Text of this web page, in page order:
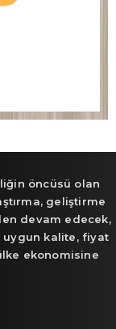
öncüsü olan
geliştirme
devam edecek,
kalite, fiyat
ekonomisine